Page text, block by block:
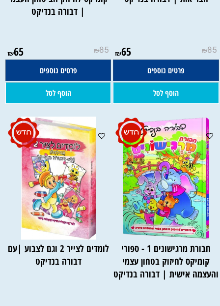
₪85
₪65
פרטים נוספים
הוסף לסל
| דבורה בנדיקט
₪85
₪65
פרטים נוספים
הוסף לסל
חבורת מרגישונים 1 - ספורי
קומיקס לחיזוק בטחון עצמי
אישית | דבורה בנדיקט
לומדים לצייר 2 וגם לצבוע |עם
דבורה בנדיקט